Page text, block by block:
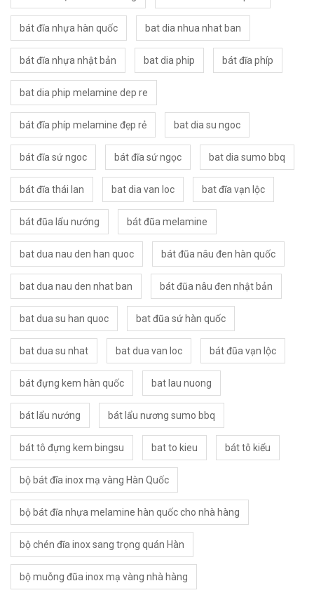
bát đĩa nhựa hàn quốc bat dia nhua nhat ban
bát đĩa nhựa nhật bản bat dia phip bát đĩa phíp
bat dia phip melamine dep re
bát đĩa phíp melamine đẹp rẻ bat dia su ngoc
bát đĩa sứ ngoc bát đĩa sứ ngọc bat dia sumo bbq
bát đĩa thái lan bat dia van loc bat đĩa vạn lộc
bát đũa lẩu nướng bát đũa melamine
bat dua nau den han quoc bát đũa nâu đen hàn quốc
bat dua nau den nhat ban bát đũa nâu đen nhật bản
bat dua su han quoc bat đũa sứ hàn quốc
bat dua su nhat bat dua van loc bát đũa vạn lộc
bát đựng kem hàn quốc bat lau nuong
bát lẩu nướng bát lẩu nương sumo bbq
bát tô đựng kem bingsu bat to kieu bát tô kiểu
bộ bát đĩa inox mạ vàng Hàn Quốc
bộ bát đĩa nhựa melamine hàn quốc cho nhà hàng
bộ chén đĩa inox sang trọng quán Hàn
bộ muỗng đũa inox mạ vàng nhà hàng